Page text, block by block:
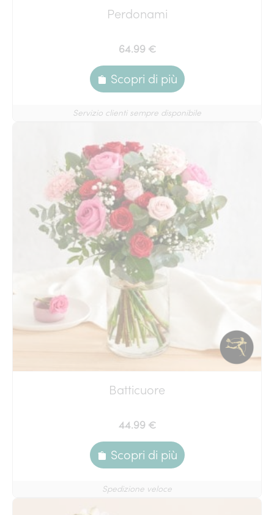
Perdonami
64.99 €
Scopri di più
Servizio clienti sempre disponibile
Batticuore
44.99 €
Scopri di più
Spedizione veloce